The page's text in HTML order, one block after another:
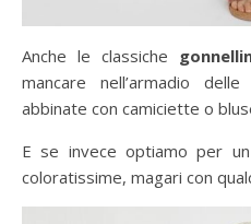
Anche le classiche
mancare nell’armadio
abbinate con camiciette o
E se invece optiamo per
coloratissime, magari con